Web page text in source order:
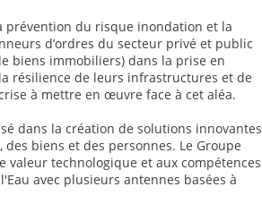
prévention du risque inondation et la
d’ordres du secteur privé et public
biens immobiliers) dans la prise en
résilience de leurs infrastructures et de
à mettre en œuvre face à cet aléa.
dans la création de solutions innovantes
biens et des personnes. Le Groupe
technologique et aux compétences
avec plusieurs antennes basées à